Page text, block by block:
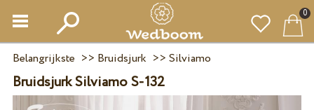
0
Belangrijkste >> Bruidsjurk >> Silviamo
Bruidsjurk Silviamo S-132